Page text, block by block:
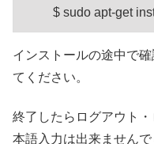
$ sudo apt-get
インストールの途中で
てください。
終了したらログアウト
本語入力は出来ませんで